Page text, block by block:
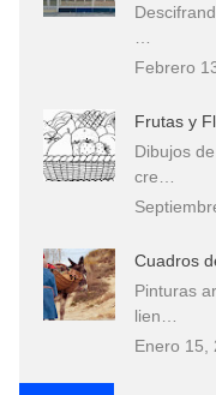
Febrero
Frutas y
Dibujos
cre…
Cuadros
Pinturas
lien…
Enero 15,